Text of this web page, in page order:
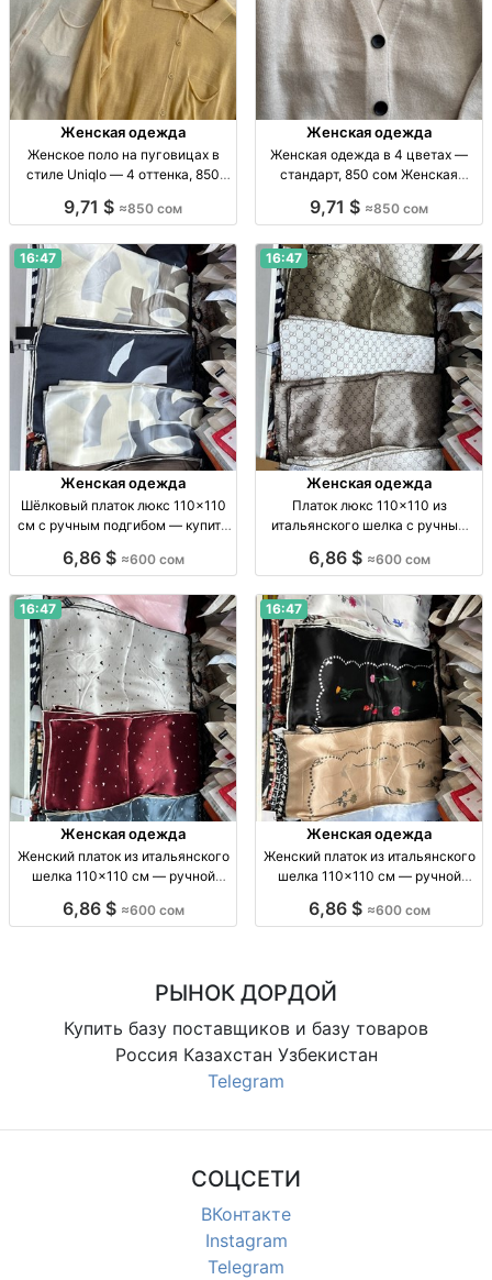
Женская одежда
Женское поло на пуговицах в
стиле Uniqlo — 4 оттенка, 850
стандартный р-р, 4 оттенка,
сом.
9,71 $ ≈850 сом
Женская одежда
Женская одежда в 4 цветах —
стандарт, 850 сом Женская
собств. пр-во, 850 сом
9,71 $ ≈850 сом
16:47
Женская одежда
Шёлковый платок люкс 110×110
см с ручным подгибом — купить
шёлк, 110×110 см, ручн. подгиб,
6,86 $ ≈600 сом
16:47
Женская одежда
Платок люкс 110×110 из
итальянского шелка с ручным
шелк, 110×110 см, ручн. подгиб,
6,86 $ ≈600 сом
16:47
Женская одежда
Женский платок из итальянского
шелка 110×110 см — ручной
110×110 см, итал. шелк, ручн.
6,86 $ ≈600 сом
16:47
Женская одежда
Женский платок из итальянского
шелка 110×110 см — ручной
110×110 см, ручной подгиб, пр-
6,86 $ ≈600 сом
РЫНОК ДОРДОЙ
Купить базу поставщиков и базу товаров
Россия Казахстан Узбекистан
Telegram
СОЦСЕТИ
ВКонтакте
Instagram
Telegram